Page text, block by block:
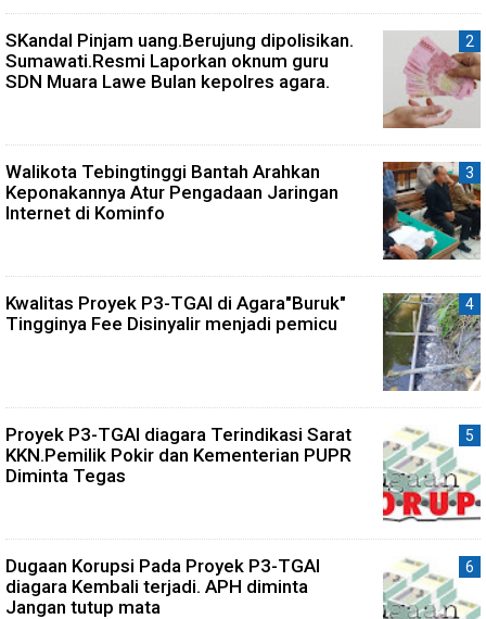
SKandal Pinjam uang.Berujung dipolisikan.
Sumawati.Resmi Laporkan oknum guru
SDN Muara Lawe Bulan kepolres agara.
Walikota Tebingtinggi Bantah Arahkan
Keponakannya Atur Pengadaan Jaringan
Internet di Kominfo
Kwalitas Proyek P3-TGAI di Agara"Buruk"
Tingginya Fee Disinyalir menjadi pemicu
Proyek P3-TGAI diagara Terindikasi Sarat
KKN.Pemilik Pokir dan Kementerian PUPR
Diminta Tegas
Dugaan Korupsi Pada Proyek P3-TGAI
diagara Kembali terjadi. APH diminta
Jangan tutup mata